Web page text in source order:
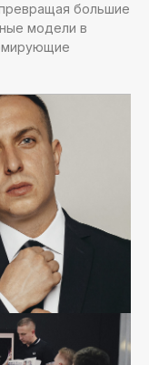
большие
модели в